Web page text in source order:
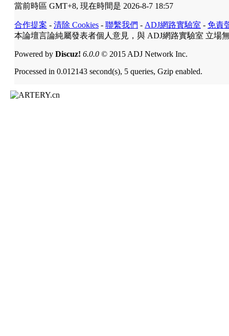
當前時區 GMT+8, 現在時間是 2026-8-7 18:57
合作提案 - 清除 Cookies - 聯繫我們 - ADJ網路實驗室 - 免責
本論壇言論純屬發表者個人意見，與 ADJ網路實驗室 立場
Powered by Discuz! 6.0.0 © 2015 ADJ Network Inc.
Processed in 0.012143 second(s), 5 queries, Gzip enabled.